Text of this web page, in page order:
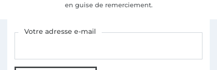
en guise de remerciement.
Votre adresse e-mail